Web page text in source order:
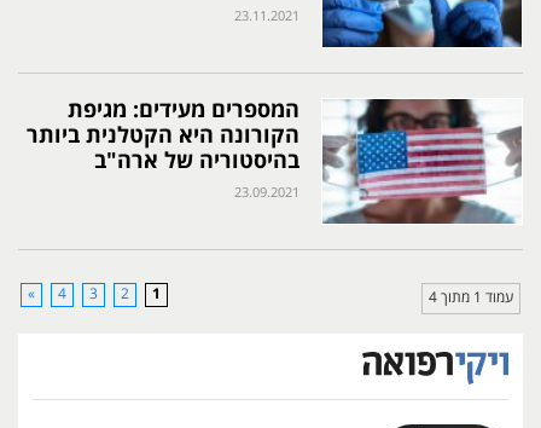
23.11.2021
המספרים מעידים: מגיפת
הקורונה היא הקטלנית ביותר
בהיסטוריה של ארה"ב
23.09.2021
עמוד 1 מתוך 4 1
2
3
4
»